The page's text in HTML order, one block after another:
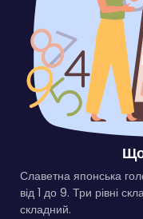
Славетна японська
від 1 до 9. Три рівні
складний.